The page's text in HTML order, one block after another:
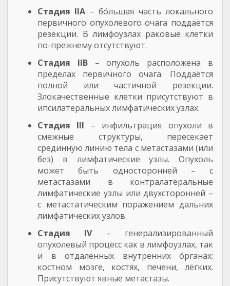
Стадия IIA – бо́льшая часть локального
первичного опухолевого очага поддаётся
резекции. В лимфоузлах раковые клетки
по-прежнему отсутствуют.
Стадия IIB– опухоль расположена в
пределах первичного очага. Поддаётся
полной или частичной резекции.
Злокачественные клетки присутствуют в
ипсилатеральных лимфатических узлах.
Стадия III – инфильтрация опухоли в
смежные структуры, пересекает
срединную линию тела с метастазами (или
без) в лимфатические узлы. Опухоль
может быть односторонней – с
метастазами в контралатеральные
лимфатические узлы или двухсторонней –
с метастатическим поражением дальних
лимфатических узлов.
Стадия IV– генерализированный
опухолевый процесс как в лимфоузлах, так
и в отдалённых внутренних о́рганах:
костном мозге, костях, печени, лёгких.
Присутствуют явные метастазы.